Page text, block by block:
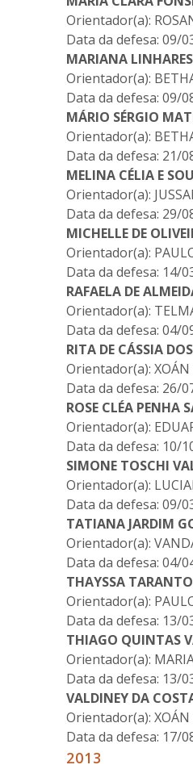
Orientador(a):
Data da defesa: 09/
MARIANA LINHARES
Orientador(a):
Data da defesa: 09/
MÁRIO SÉRGIO
Orientador(a):
Data da defesa: 21/
MELINA CÉLIA E
Orientador(a):
Data da defesa: 29/
MICHELLE DE
Orientador(a):
Data da defesa: 14/
RAFAELA DE
Orientador(a):
Data da defesa: 04/
RITA DE CÁSSIA
Orientador(a): XOÁN
Data da defesa: 26/
ROSE CLÉA PENHA
Orientador(a):
Data da defesa: 10/
SIMONE TOSCHI
Orientador(a):
Data da defesa: 09/
TATIANA JARDIM
Orientador(a):
Data da defesa: 04/
THAYSSA
Orientador(a):
Data da defesa: 13/
THIAGO QUINTAS
Orientador(a):
Data da defesa: 13/
VALDINEY DA
Orientador(a): XOÁN
Data da defesa: 17/
2013